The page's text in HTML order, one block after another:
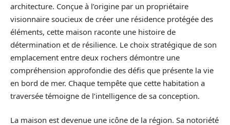
architecture. Conçue à l’origine par un propriétaire
visionnaire soucieux de créer une résidence protégée des
éléments, cette maison raconte une histoire de
détermination et de résilience. Le choix stratégique de son
emplacement entre deux rochers démontre une
compréhension approfondie des défis que présente la vie
en bord de mer. Chaque tempête que cette habitation a
traversée témoigne de l’intelligence de sa conception.
La maison est devenue une icône de la région. Sa notoriété